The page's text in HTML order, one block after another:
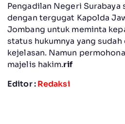
Pengadilan Negeri Surabaya
dengan tergugat Kapolda
Jombang untuk meminta
status hukumnya yang sudah
kejelasan. Namun
majelis hakim.rif
Editor :Redaksi